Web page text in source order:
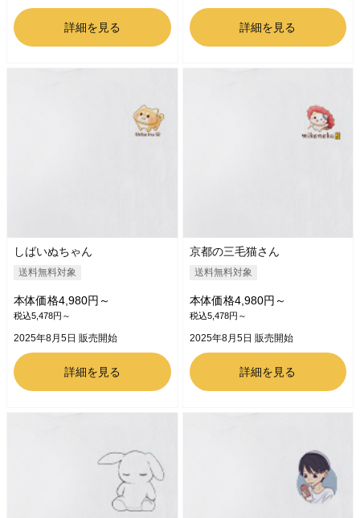
詳細を見る 詳細を見る
しばいぬちゃん
送料無料対象
本体価格4,980円～
税込5,478円～
2025年8月5日 販売開始
詳細を見る
京都の三毛猫さん
送料無料対象
本体価格4,980円～
税込5,478円～
2025年8月5日 販売開始
詳細を見る